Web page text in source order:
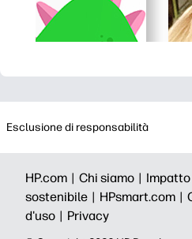
Esclusione di responsabilità
HP.com | Chi siamo | Impatto
sostenibile | HPsmart.com |
d'uso | Privacy